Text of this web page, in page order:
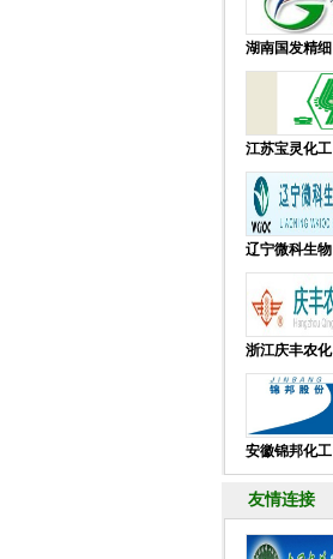
湖南国发精细
江苏宝灵化工
辽宁微科生物
浙江庆丰农化
安徽锦邦化工
友情连接